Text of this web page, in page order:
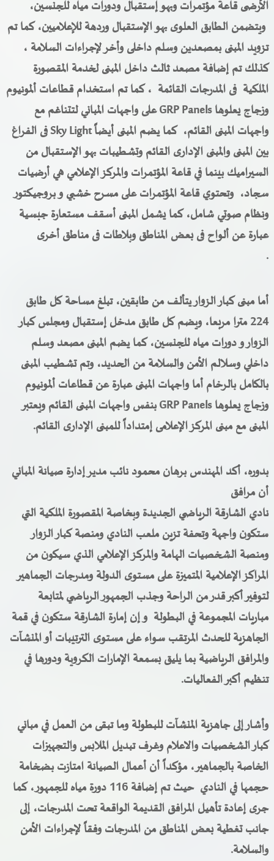
الأرضى قاعة مؤتمرات وبهو إستقبال ودورات مياه للجنسين،
ويتضمن الطابق العلوى بهو الإستقبال وردهة للإعلاميين، كما تم
تزويد المبنى بمصعدين وسلم داخلى وأخر لإجراءات السلامة ،
كذلك تم إضافة مصعد ثالث داخل المبنى لخدمة المقصورة
الملكية فى المدرجات القائمة ، كما تم استخدام قطاعات ألمونيوم
وزجاج يعلوهاGRP Panelsعلى واجهات المباني لتتناغم مع
واجهات المبنى القائم، كما يضم المبنى أيضاًSky Lightفى الفراغ
بين المبنى والمبنى الإدارى القائم وتشطيبات بهو الإستقبال من
السيراميك بينما في قاعة المؤتمرات والمركز الإعلامي هي أرضيات
سجاد، وتحتوي قاعة المؤتمرات على مسرح خشبي و بروجيكتور
ونظام صوتي شامل، كما يشمل المبنى أسقف مستعارة جبسية
عبارة عن ألواح فى بعض المناطق وبلاطات فى مناطق أخرى
.
أما مبنى كبار الزوار يتألف من طابقين، تبلغ مساحة كل طابق
224 مترا مربعا، ويضم كل طابق مدخل إستقبال ومجلس كبار
الزوار و دورات مياه للجنسين، كما يضم المبنى مصعد وسلم
داخلي وسلالم الأمن والسلامة من الحديد، وتم تشطيب المبنى
بالكامل بالرخام أما واجهات المبنى عبارة عن قطاعات ألمونيوم
وزجاج يعلوهاGRP Panelsبنفس واجهات المبنى القائم ويعتبر
المبنى مع مبنى المركز الإعلامى إمتداداً للمبنى الإدارى القائم.
بدوره، أكد المهندس برهان محمود نائب مدير إدارة صيانة المباني
أن مرافق
نادي الشارقة الرياضي الجديدة وبخاصة المقصورة الملكية التي
ستكون واجهة وتحفة تزين ملعب النادي ومنصة كبار الزوار
ومنصة الشخصيات الهامة والمركز الإعلامي الذي سيكون من
المراكز الإعلامية المتميزة على مستوى الدولة ومدرجات الجماهير
لتوفير أكبر قدر من الراحة وجذب الجمهور الرياضي لمتابعة
مباريات المجموعة في البطولة و إن إمارة الشارقة ستكون في قمة
الجاهزية للحدث المرتقب سواء على مستوى الترتيبات أو المنشآت
والمرافق الرياضية بما يليق بسمعة الإمارات الكروية ودورها في
تنظيم أكبر الفعاليات.
وأشار إلى جاهزية المنشآت للبطولة وما تبقى من العمل في مباني
كبار الشخصيات والاعلام وغرف تبديل الملابس والتجهيزات
الخاصة بالجماهير، مؤكداً أن أعمال الصيانة امتازت بضخامة
حجمها في النادي حيث تم إضافة 116 دورة مياه للجمهور، كما
جرى إعادة تأهيل المرافق القديمة الواقعة تحت المدرجات، إلى
جانب تغطية بعض المناطق من المدرجات وفقاً لإجراءات الأمن
والسلامة.